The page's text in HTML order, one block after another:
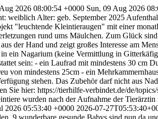
2026 08:00:54 +0000 Sun, 09 Aug 2026
weiblich Alter: geb. September 2025
"leuchtende Kleintieraugen" mit einer
rund ums Mäulchen. Zum Glück
der Hand und zeigt großes Interesse am
ein Nagarium (keine Vermittlung in
sein: - ein Laufrad mit mindestens 30 cm
mindestens 25cm - ein
stehen. Das Zubehör darf nicht aus
hier: https://tierhilfe-verbindet.de/de/
wurden nach der Aufnahme der
2026 05:53:40 +0000 2026-07-
9 wunderbare gesunde Babys sind nun da